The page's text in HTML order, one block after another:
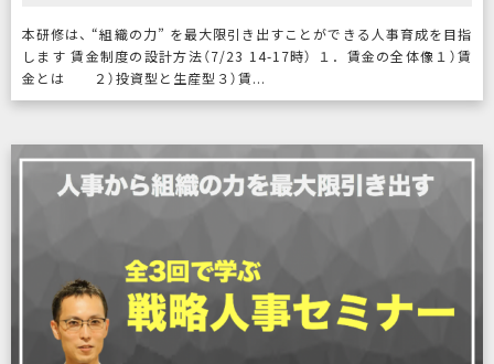
本研修は、 “組織の力” を最大限引き出すことができる人事育成を目指
します 賃金制度の設計方法（7/23 14-17時） １．賃金の全体像１）賃
金とは ２）投資型と生産型３）賃...